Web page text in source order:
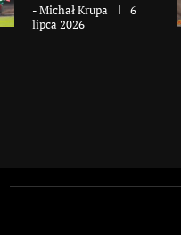
-Michał Krupa
6
lipca 2026